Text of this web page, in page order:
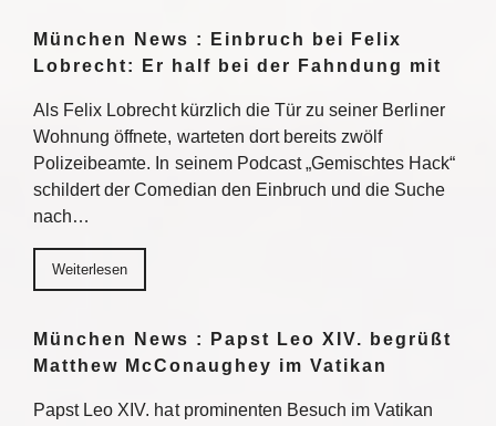
München News : Einbruch bei Felix
Lobrecht: Er half bei der Fahndung mit
Als Felix Lobrecht kürzlich die Tür zu seiner Berliner
Wohnung öffnete, warteten dort bereits zwölf
Polizeibeamte. In seinem Podcast „Gemischtes Hack“
schildert der Comedian den Einbruch und die Suche
nach…
Weiterlesen
München News : Papst Leo XIV. begrüßt
Matthew McConaughey im Vatikan
Papst Leo XIV. hat prominenten Besuch im Vatikan